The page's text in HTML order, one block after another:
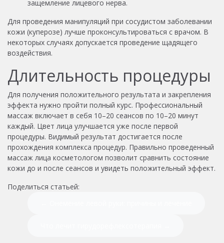
защемление лицевого нерва.
Для проведения манипуляций при сосудистом заболевании
кожи (куперозе) лучше проконсультироваться с врачом. В
некоторых случаях допускается проведение щадящего
воздействия.
Длительность процедуры
Для получения положительного результата и закрепления
эффекта нужно пройти полный курс. Профессиональный
массаж включает в себя 10–20 сеансов по 10–20 минут
каждый. Цвет лица улучшается уже после первой
процедуры. Видимый результат достигается после
прохождения комплекса процедур. Правильно проведенный
массаж лица косметологом позволит сравнить состояние
кожи до и после сеансов и увидеть положительный эффект.
Поделиться статьей: